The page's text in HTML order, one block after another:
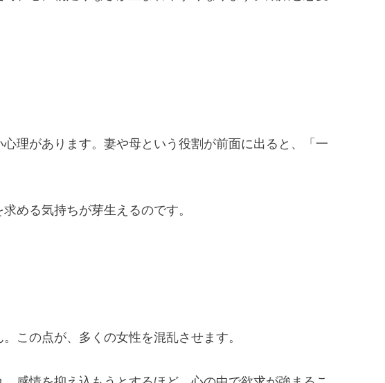
心理があります。妻や母という役割が前面に出ると、「一
める気持ちが芽生えるのです。
この点が、多くの女性を混乱させます。